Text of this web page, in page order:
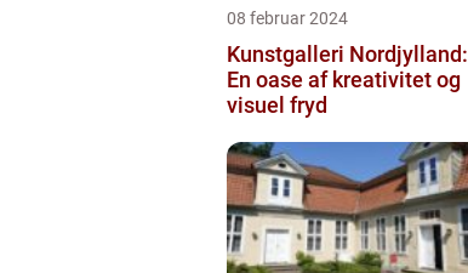
08 februar 2024
Kunstgalleri Nordjylland:
En oase af kreativitet og
visuel fryd